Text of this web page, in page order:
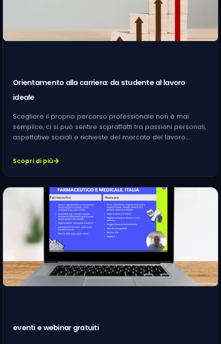
Orientamento alla carriera: da studente al lavoro
ideale
Scegliere il proprio percorso professionale non è mai
semplice, ci si può sentire sopraffatti tra passioni personali,
aspettative sociali e richieste del mercato del lavoro.…
Scopri di più
eventi e webinar gratuiti